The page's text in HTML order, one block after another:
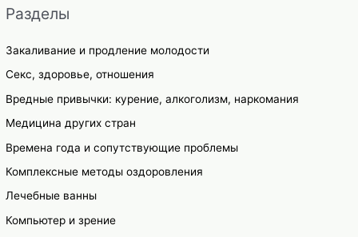
Разделы
Закаливание и продление молодости
Секс, здоровье, отношения
Вредные привычки: курение, алкоголизм, наркомания
Медицина других стран
Времена года и сопутствующие проблемы
Комплексные методы оздоровления
Лечебные ванны
Компьютер и зрение